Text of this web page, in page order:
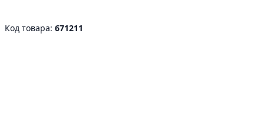
Код товара: 671211